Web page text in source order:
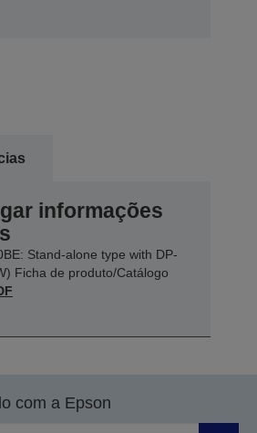
informações
Stand-alone type with DP-
Ficha de produto/Catálogo
com a Epson